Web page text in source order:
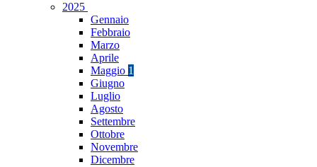
2025
Gennaio
Febbraio
Marzo
Aprile
Maggio 1
Giugno
Luglio
Agosto
Settembre
Ottobre
Novembre
Dicembre